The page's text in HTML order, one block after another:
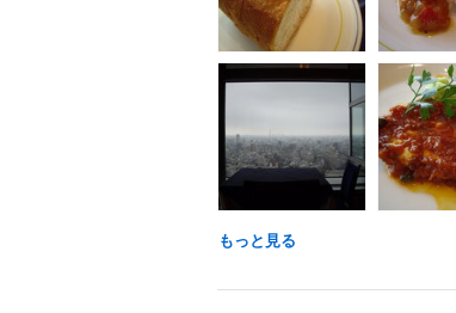
もっと見る